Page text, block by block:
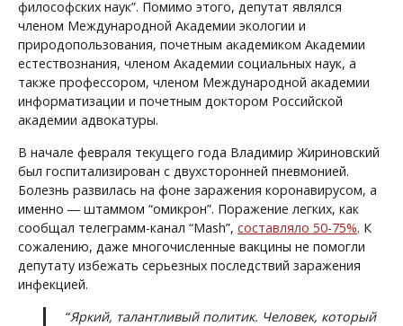
философских наук”. Помимо этого, депутат являлся
членом Международной Академии экологии и
природопользования, почетным академиком Академии
естествознания, членом Академии социальных наук, а
также профессором, членом Международной академии
информатизации и почетным доктором Российской
академии адвокатуры.
В начале февраля текущего года Владимир Жириновский
был госпитализирован с двухсторонней пневмонией.
Болезнь развилась на фоне заражения коронавирусом, а
именно ― штаммом “омикрон”. Поражение легких, как
сообщал телеграмм-канал “Mash”, составляло 50-75%. К
сожалению, даже многочисленные вакцины не помогли
депутату избежать серьезных последствий заражения
инфекцией.
“Яркий, талантливый политик. Человек, который